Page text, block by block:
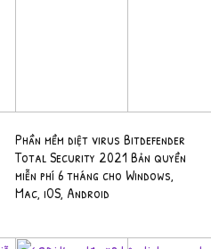
Phần mềm diệt virus Bitdefender
Total Security 2021 Bản quyền
miễn phí 6 tháng cho Windows,
Mac, iOS, Android